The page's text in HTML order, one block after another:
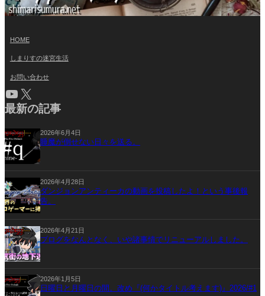
HOME
しまりすの迷宮生活
お問い合わせ
YouTube X
最新の記事
2026年6月4日
睡魔が倒せない日々を送る。
2026年4月28日
ダンジョンアンティーカの動画を投稿したよ！という事後報
告。
2026年4月21日
ブログをなんとなく、いや諸事情でリニューアルしました。
2026年1月5日
日曜日と月曜日の間。改め『(何かタイトル考えます)』2026/#1